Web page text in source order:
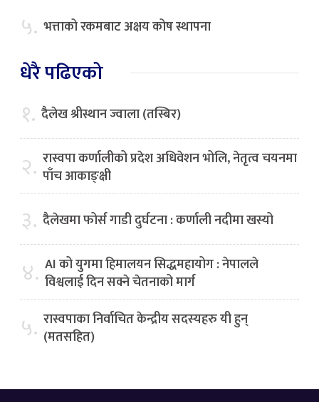
५. भत्ताको रकमबाट अक्षय कोष स्थापना
धेरै पढिएको
१. दैलेख श्रीस्थान ज्वाला (तस्बिर)
२. रास्वपा कर्णालीको प्रदेश अधिवेशन भोलि, नेतृत्व चयनमा
पाँच आकाङ्क्षी
३. दैलेखमा फोर्स गाडी दुर्घटना : कर्णाली नदीमा खस्यो
४. AI को युगमा हिमालयन सिद्धमहायोग : नेपालले
विश्वलाई दिन सक्ने चेतनाको मार्ग
५. रास्वपाका निर्वाचित केन्द्रीय सदस्यहरु यी हुन्
(मतसहित)